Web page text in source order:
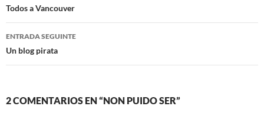
de
artigos
Todos a Vancouver
ENTRADA SEGUINTE
Un blog pirata
2 COMENTARIOS EN “NON PUIDO SER”